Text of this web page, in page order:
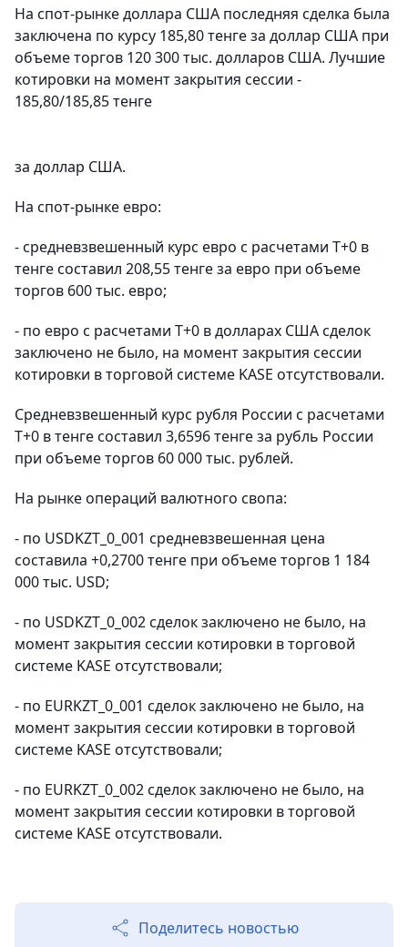
На спот-рынке доллара США последняя сделка была
заключена по курсу 185,80 тенге за доллар США при
объеме торгов 120 300 тыс. долларов США. Лучшие
котировки на момент закрытия сессии -
185,80/185,85 тенге
за доллар США.
На спот-рынке евро:
- средневзвешенный курс евро с расчетами Т+0 в
тенге составил 208,55 тенге за евро при объеме
торгов 600 тыс. евро;
- по евро с расчетами Т+0 в долларах США сделок
заключено не было, на момент закрытия сессии
котировки в торговой системе KASE отсутствовали.
Средневзвешенный курс рубля России с расчетами
T+0 в тенге составил 3,6596 тенге за рубль России
при объеме торгов 60 000 тыс. рублей.
На рынке операций валютного свопа:
- по USDKZT_0_001 средневзвешенная цена
составила +0,2700 тенге при объеме торгов 1 184
000 тыс. USD;
- по USDKZT_0_002 сделок заключено не было, на
момент закрытия сессии котировки в торговой
системе KASE отсутствовали;
- по EURKZT_0_001 сделок заключено не было, на
момент закрытия сессии котировки в торговой
системе KASE отсутствовали;
- по EURKZT_0_002 сделок заключено не было, на
момент закрытия сессии котировки в торговой
системе KASE отсутствовали.
Поделитесь новостью